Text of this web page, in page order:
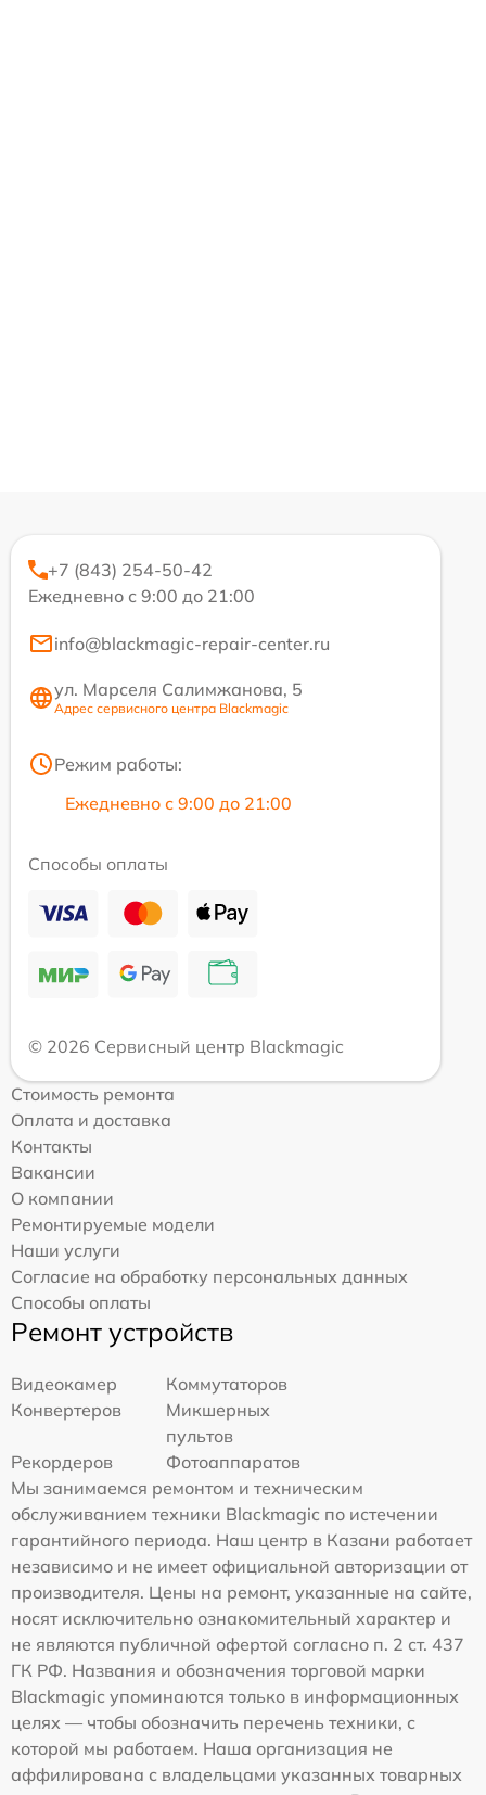
+7 (843) 254-50-42
Ежедневно с 9:00 до 21:00
info@blackmagic-repair-center.ru
ул. Марселя Салимжанова, 5
Адрес сервисного центра Blackmagic
Режим работы:
Ежедневно с 9:00 до 21:00
Способы оплаты
© 2026 Сервисный центр Blackmagic
Стоимость ремонта
Оплата и доставка
Контакты
Вакансии
О компании
Ремонтируемые модели
Наши услуги
Согласие на обработку персональных данных
Способы оплаты
Ремонт устройств
Видеокамер
Коммутаторов
Конвертеров
Микшерных
пультов
Рекордеров
Фотоаппаратов
Мы занимаемся ремонтом и техническим
обслуживанием техники Blackmagic по истечении
гарантийного периода. Наш центр в Казани работает
независимо и не имеет официальной авторизации от
производителя. Цены на ремонт, указанные на сайте,
носят исключительно ознакомительный характер и
не являются публичной офертой согласно п. 2 ст. 437
ГК РФ. Названия и обозначения торговой марки
Blackmagic упоминаются только в информационных
целях — чтобы обозначить перечень техники, с
которой мы работаем. Наша организация не
аффилирована с владельцами указанных товарных